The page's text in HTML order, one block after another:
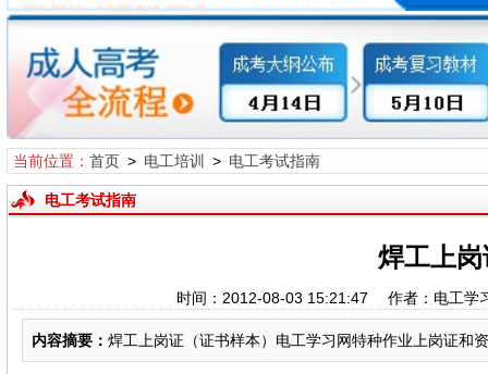
当前位置： 首页> 电工培训 > 电工考试指南
电工考试指南
焊工上
时间：2012-08-03 15:21:47 作者：电工
内容摘要： 焊工上岗证（证书样本）电工学习网特种作业上岗证和